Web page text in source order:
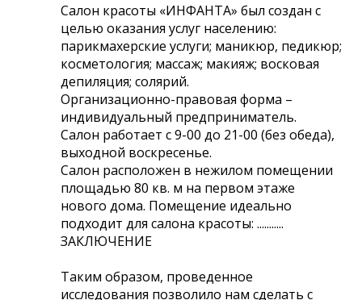
Салон красоты «ИНФАНТА» был создан с
целью оказания услуг населению:
парикмахерские услуги; маникюр, педикюр;
косметология; массаж; макияж; восковая
депиляция; солярий.
Организационно-правовая форма –
индивидуальный предприниматель.
Салон работает с 9-00 до 21-00 (без обеда),
выходной воскресенье.
Салон расположен в нежилом помещении
площадью 80 кв. м на первом этаже
нового дома. Помещение идеально
подходит для салона красоты: ...........
ЗАКЛЮЧЕНИЕ
Таким образом, проведенное
исследования позволило нам сделать с